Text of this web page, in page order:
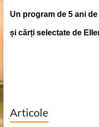
Un program de 5 ani
și cărți selectate de
Articole